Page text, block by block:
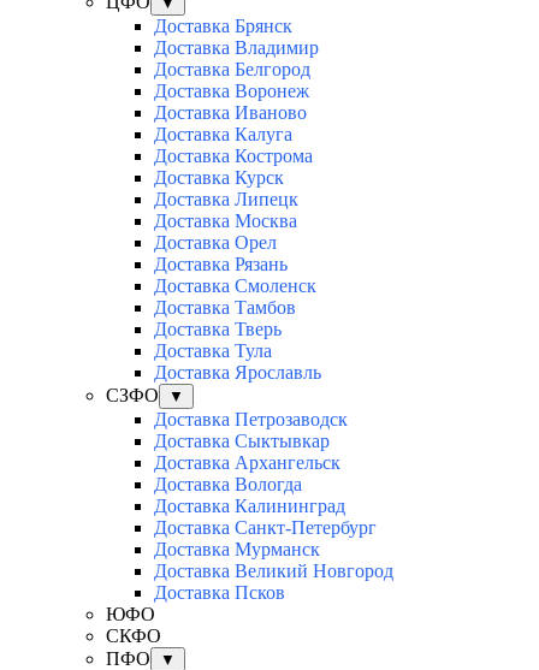
Доставка Брянск
Доставка Владимир
Доставка Белгород
Доставка Воронеж
Доставка Иваново
Доставка Калуга
Доставка Кострома
Доставка Курск
Доставка Липецк
Доставка Москва
Доставка Орел
Доставка Рязань
Доставка Смоленск
Доставка Тамбов
Доставка Тверь
Доставка Тула
Доставка Ярославль
СЗФО
▼
Доставка Петрозаводск
Доставка Сыктывкар
Доставка Архангельск
Доставка Вологда
Доставка Калининград
Доставка Санкт-Петербург
Доставка Мурманск
Доставка Великий Новгород
Доставка Псков
ЮФО
СКФО
ПФО
▼